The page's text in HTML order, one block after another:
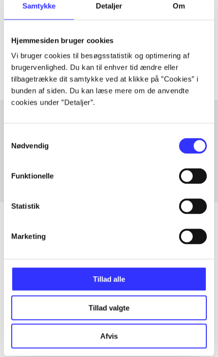
Samtykke Detaljer Om
Hjemmesiden bruger cookies
Vi bruger cookies til besøgsstatistik og optimering af
brugervenlighed. Du kan til enhver tid ændre eller
tilbagetrække dit samtykke ved at klikke på ”Cookies” i
bunden af siden. Du kan læse mere om de anvendte
cookies under ”Detaljer”.
Nødvendig
Funktionelle
Statistik
Marketing
Tillad alle
Tillad valgte
Afvis
Tidsskrift
Artiklerne i handler ofte om
...
...